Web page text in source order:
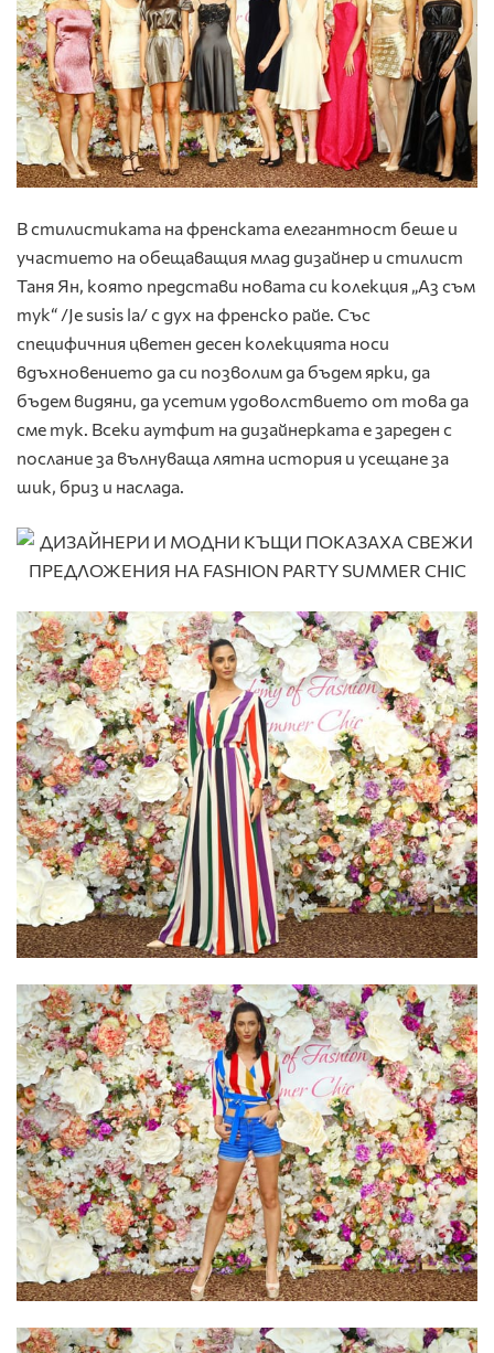
В стилистиката на френската елегантност беше и
участието на обещаващия млад дизайнер и стилист
Таня Ян, която представи новата си колекция „Аз съм
тук“ /Je susis la/ с дух на френско райе. Със
специфичния цветен десен колекцията носи
вдъхновението да си позволим да бъдем ярки, да
бъдем видяни, да усетим удоволствието от това да
сме тук. Всеки аутфит на дизайнерката е зареден с
послание за вълнуваща лятна история и усещане за
шик, бриз и наслада.